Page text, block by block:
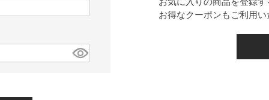
お得なクーポンもご利用